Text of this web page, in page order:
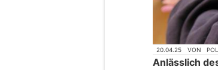
20.04.25 VON
Anlässlich